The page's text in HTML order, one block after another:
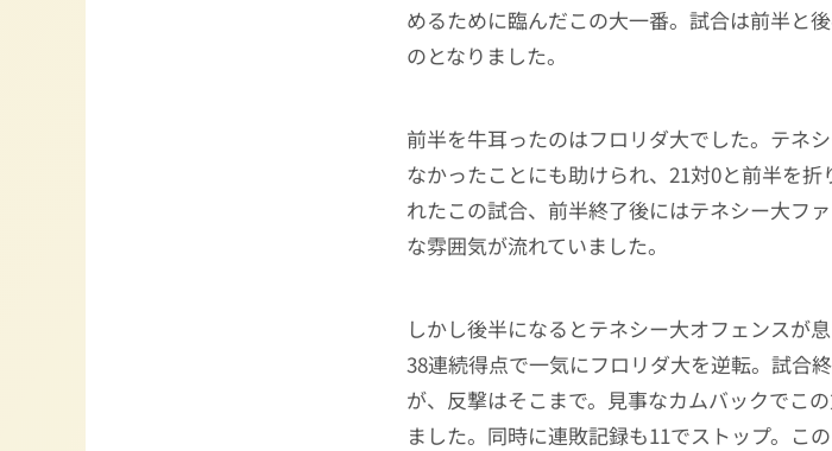
めるために臨んだこの大一番。試合は前半と
のとなりました。
前半を牛耳ったのはフロリダ大でした。テネ
なかったことにも助けられ、21対0と前半を
れたこの試合、前半終了後にはテネシー大フ
な雰囲気が流れていました。
しかし後半になるとテネシー大オフェンスが
38連続得点で一気にフロリダ大を逆転。試合
が、反撃はそこまで。見事なカムバックでこ
ました。同時に連敗記録も11でストップ。こ